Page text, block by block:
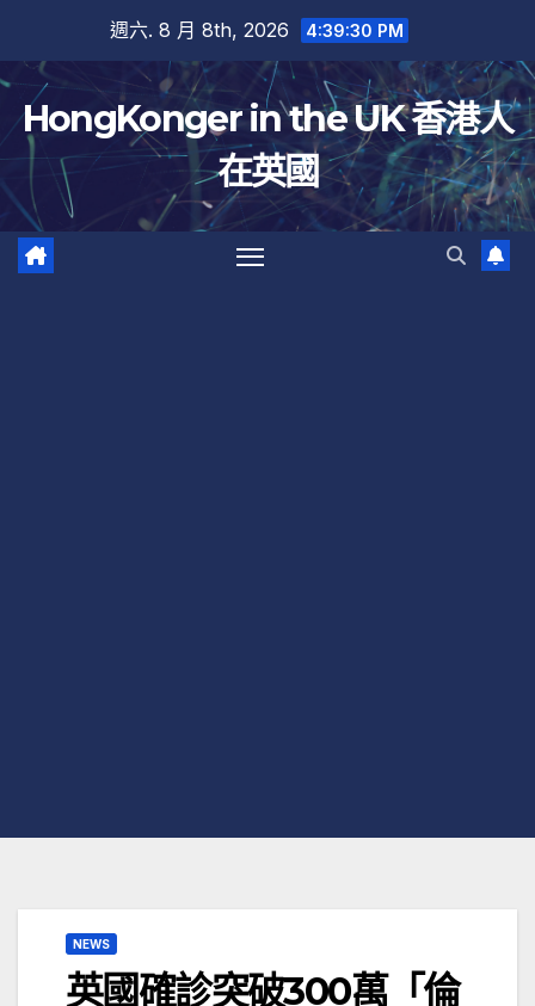
內
容
週六. 8 月 8th, 2026 4:39:30 PM
HongKonger in the UK 香港人
在英國
NEWS
英國確診突破300萬「倫